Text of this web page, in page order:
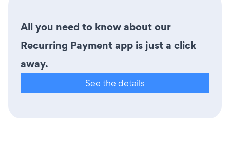
All you need to know about our
Recurring Payment app is just a click
away.
See the details